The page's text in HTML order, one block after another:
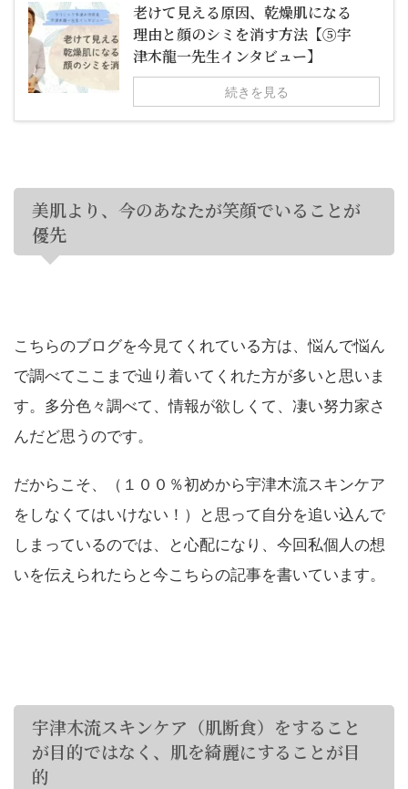
老けて見える原因、乾燥肌になる
理由と顔のシミを消す方法【⑤宇
津木龍一先生インタビュー】
続きを見る
美肌より、今のあなたが笑顔でいることが
優先
こちらのブログを今見てくれている方は、悩んで悩ん
で調べてここまで辿り着いてくれた方が多いと思いま
す。多分色々調べて、情報が欲しくて、凄い努力家さ
んだど思うのです。
だからこそ、（１００％初めから宇津木流スキンケア
をしなくてはいけない！）と思って自分を追い込んで
しまっているのでは、と心配になり、今回私個人の想
いを伝えられたらと今こちらの記事を書いています。
宇津木流スキンケア（肌断食）をすること
が目的ではなく、肌を綺麗にすることが目
的